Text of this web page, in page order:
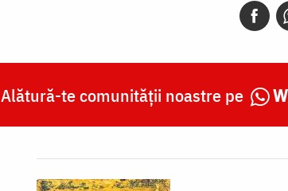
Alătură-te comunității noastre pe